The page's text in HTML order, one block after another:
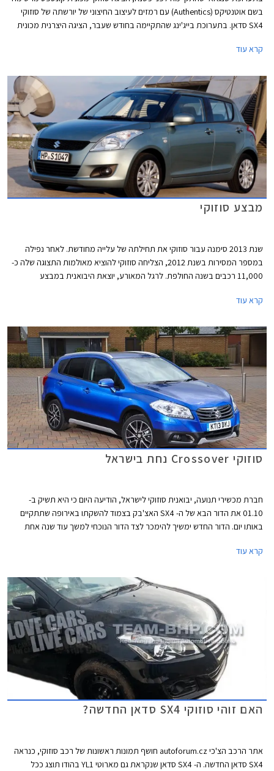
בשם אוטנטיקס (Authentics) עם רמזים לעיצוב החיצוני של יורשתה של סוזוקי
SX4 סדאן. בתערוכת בייג'ינג שהתקיימה בחודש שעבר, הציגה היצרנית מכונית
לגרסת הייצור הסופית. כעת, מספר חודשים לפני החשיפה הרשמית, צולמה
קרא עוד
מבצע סוזוקי
שנת 2013 סימנה עבור סוזוקי את תחילתה של עלייה מחודשת. לאחר נפילה
במספר המסירות בשנת 2012, הצליחה סוזוקי להוציא מאולמות התצוגה שלה כ-
11,000 רכבים בשנה החולפת. לרגל המאורע, יוצאת היבואנית במבצע
21.02.2014 או עד גמר המלאי.
קרא עוד
סוזוקי Crossover נחת בישראל
חברת מכשירי תנועה, יבואנית סוזוקי לישראל, הודיעה היום כי היא תשיק ב-
01.10 את הדור הבא של ה- SX4 האצ'בק בצמוד להשקתו באירופה שתתקיים
באותו יום. הדור החדש ימשיך להימכר לצד הדור הנוכחי למשך עוד שנה אחת
קרא עוד
האם זוהי סוזוקי SX4 סדאן החדשה?
אתר הרכב הצ'כי autoforum.cz חושף תמונות ראשונות של רכב סוזוקי, כנראה
SX4 סדאן החדשה. ה- SX4 סדאן שנקראת גם מארוטי YL1 בהודו תוצג ככל